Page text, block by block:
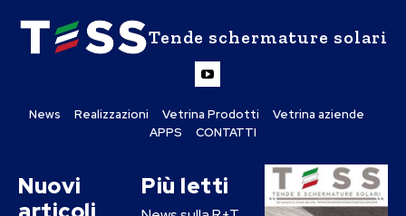
Tende schermature solari
News Realizzazioni Vetrina Prodotti
Vetrina aziende
APPS
CONTATTI
Nuovi
Più letti